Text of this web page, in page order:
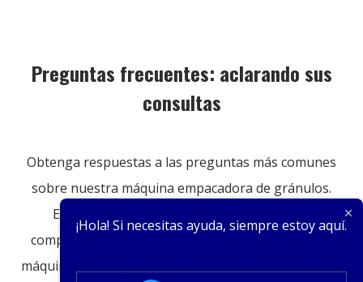
Preguntas frecuentes: aclarando sus
consultas
Obtenga respuestas a las preguntas más comunes
sobre nuestra máquina empacadora de gránulos.
Esta sección está diseñada para ayudarle a
comprender las características y capacidades de la
máquina y cómo puede satisfacer sus necesidades de
¡Hola! Si necesitas ayuda, siempre estoy aquí.